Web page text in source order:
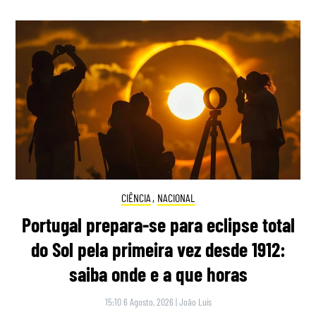
CIÊNCIA , NACIONAL
Portugal prepara-se para eclipse total
do Sol pela primeira vez desde 1912:
saiba onde e a que horas
15:10 6 Agosto, 2026 |João Luís